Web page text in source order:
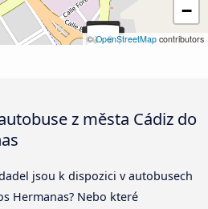
−
©OpenStreetMap contributors
z města Cádiz do
jsou k dispozici v autobusech
Hermanas? Nebo které